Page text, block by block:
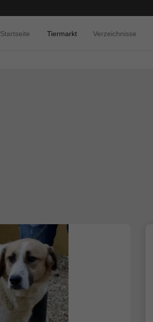
Startseite Tiermarkt Verzeichnisse